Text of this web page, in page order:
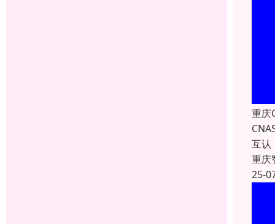
重庆
互认
重庆
25-